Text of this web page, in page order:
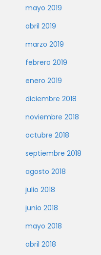
mayo 2019
abril 2019
marzo 2019
febrero 2019
enero 2019
diciembre 2018
noviembre 2018
octubre 2018
septiembre 2018
agosto 2018
julio 2018
junio 2018
mayo 2018
abril 2018